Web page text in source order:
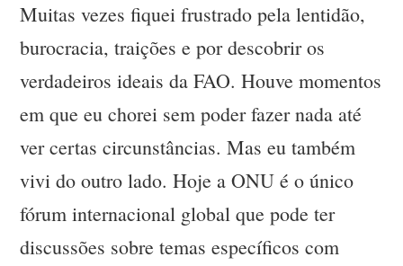
Muitas vezes fiquei frustrado pela lentidão,
burocracia, traições e por descobrir os
verdadeiros ideais da FAO. Houve momentos
em que eu chorei sem poder fazer nada até
ver certas circunstâncias. Mas eu também
vivi do outro lado. Hoje a ONU é o único
fórum internacional global que pode ter
discussões sobre temas específicos com